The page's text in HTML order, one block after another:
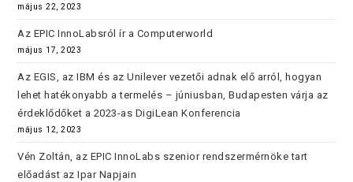
május 22, 2023
Az EPIC InnoLabsról ír a Computerworld
május 17, 2023
Az EGIS, az IBM és az Unilever vezetői adnak elő arról, hogyan
lehet hatékonyabb a termelés – júniusban, Budapesten várja az
érdeklődőket a 2023-as DigiLean Konferencia
május 12, 2023
Vén Zoltán, az EPIC InnoLabs szenior rendszermérnöke tart
előadást az Ipar Napjain